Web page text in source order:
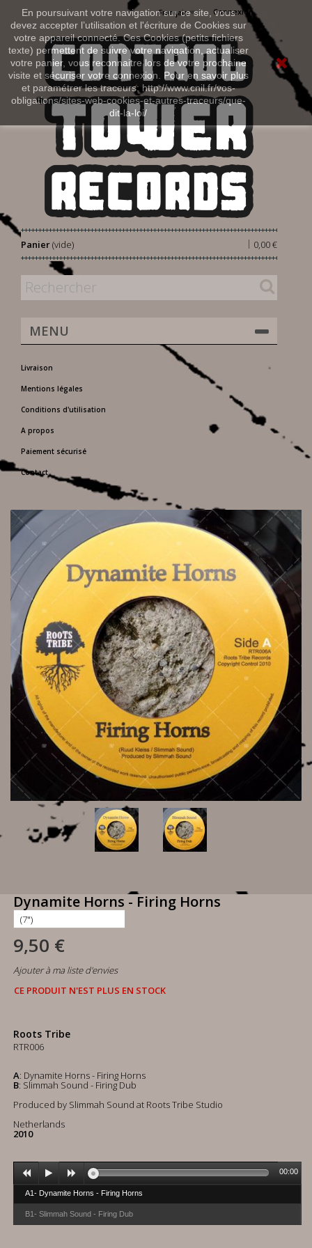
En poursuivant votre navigation sur ce site, vous
devez accepter l’utilisation et l'écriture de Cookies sur
votre appareil connecté. Ces Cookies (petits fichiers
texte) permettent de suivre votre navigation, actualiser
votre panier, vous reconnaitre lors de votre prochaine
visite et sécuriser votre connexion. Pour en savoir plus
et paramétrer les traceurs: http://www.cnil.fr/vos-
obligations/sites-web-cookies-et-autres-traceurs/que-
dit-la-loi/
Connexion
Français
Panier 0,00 €
|
(vide)
MENU
Livraison
Mentions légales
Conditions d'utilisation
A propos
Paiement sécurisé
Contact
Dynamite Horns - Firing Horns
9,50 €
Ajouter à ma liste d'envies
CE PRODUIT N'EST PLUS EN STOCK
Roots Tribe
RTR006
A: Dynamite Horns - Firing Horns
B: Slimmah Sound - Firing Dub
Produced by Slimmah Sound at Roots Tribe Studio
Netherlands
2010
A1- Dynamite Horns - Firing Horns
B1- Slimmah Sound - Firing Dub
00:00